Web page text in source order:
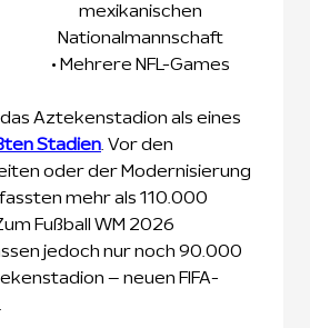
mexikanischen
Nationalmannschaft
• Mehrere NFL-Games
Aztekenstadion als eines
Stadien . Vor den
oder der Modernisierung
mehr als 110.000
Fußball WM 2026
jedoch nur noch 90.000
– neuen FIFA-